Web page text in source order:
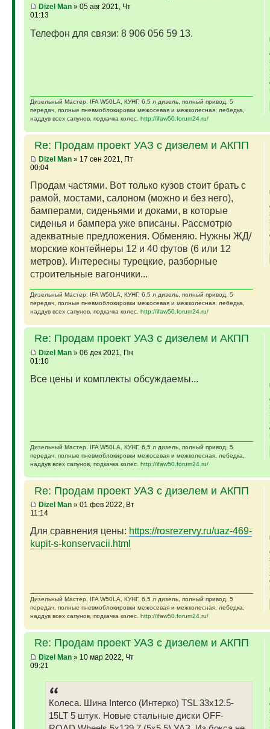
Dizel Man» 05 авг 2021, Чт
01:13
Телефон для связи: 8 906 056 59 13.
Дизельный Мастер. IFA W50LA, КУНГ, 6,5 л дизель, полный привод, 5
передач, полные пневмоблокировки межосевая и межколесная, лебедка,
наддув всех сапунов, подкачка колес. http://ifaw50.forum24.ru/
Re: Продам проект УАЗ с дизелем и АКПП
Dizel Man» 17 сен 2021, Пт
00:04
Продам частями. Вот только кузов стоит брать с
рамой, мостами, салоном (можно и без него),
бамперами, сиденьями и доками, в которые
сиденья и бампера уже вписаны. Рассмотрю
адекватные предложения. Обменяю. Нужны ЖД/
морские контейнеры 12 и 40 футов (6 или 12
метров). Интересны турецкие, разборные
строительные вагончики...
Дизельный Мастер. IFA W50LA, КУНГ, 6,5 л дизель, полный привод, 5
передач, полные пневмоблокировки межосевая и межколесная, лебедка,
наддув всех сапунов, подкачка колес. http://ifaw50.forum24.ru/
Re: Продам проект УАЗ с дизелем и АКПП
Dizel Man» 06 дек 2021, Пн
01:10
Все цены и комплекты обсуждаемы...
Дизельный Мастер. IFA W50LA, КУНГ, 6,5 л дизель, полный привод, 5
передач, полные пневмоблокировки межосевая и межколесная, лебедка,
наддув всех сапунов, подкачка колес. http://ifaw50.forum24.ru/
Re: Продам проект УАЗ с дизелем и АКПП
Dizel Man» 01 фев 2022, Вт
11:14
Для сравнения цены: https://rosrezervy.ru/uaz-469-
kupit-s-konservacii.html
Дизельный Мастер. IFA W50LA, КУНГ, 6,5 л дизель, полный привод, 5
передач, полные пневмоблокировки межосевая и межколесная, лебедка,
наддув всех сапунов, подкачка колес. http://ifaw50.forum24.ru/
Re: Продам проект УАЗ с дизелем и АКПП
Dizel Man» 10 мар 2022, Чт
09:21
Колеса. Шина Interco (Интерко) TSL 33x12.5-
15LT 5 штук. Новые стальные диски OFF-